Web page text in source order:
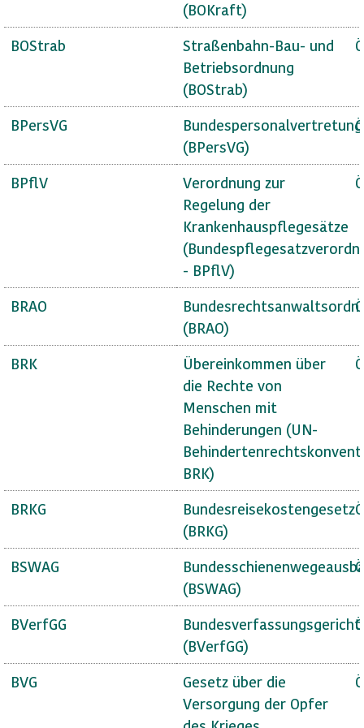
(BOKraft)
BOStrab
Straßenbahn-Bau- und
Betriebsordnung
(BOStrab)
BPersVG
(BPersVG)
BPflV
Verordnung zur
Regelung der
Krankenhauspflegesätze
- BPflV)
BRAO
(BRAO)
BRK
Übereinkommen über
die Rechte von
Menschen mit
Behinderungen (UN-
BRK)
BRKG
Bundesreisekostengesetz
(BRKG)
BSWAG
(BSWAG)
BVerfGG
(BVerfGG)
BVG
Gesetz über die
Versorgung der Opfer